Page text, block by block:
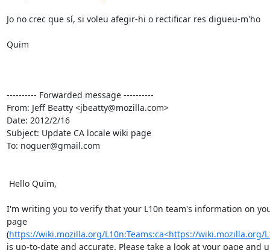
Jo no crec que sí, si voleu afegir-hi o rectificar res digueu-m'ho
Quim
---------- Forwarded message ----------
From: Jeff Beatty <jbeatty@mozilla.com>
Date: 2012/2/16
Subject: Update CA locale wiki page
To: noguer@gmail.com
I'm writing you to verify that your L10n team's information on
page
(https://wiki.mozilla.org/L10n:Teams:ca<https://wiki.mozilla.org/
is up-to-date and accurate. Please take a look at your page and